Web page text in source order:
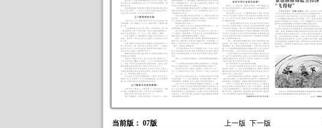
当前版： 07版 上一版 下一版